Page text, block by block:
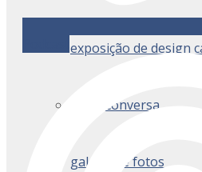
exposição de design
arqsc conversa
galeria de fotos